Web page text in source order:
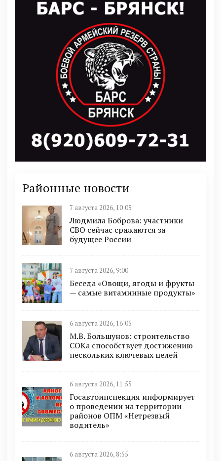
Районные новости
7 августа 2026, 10:05
Людмила Боброва: участники
СВО сейчас сражаются за
будущее России
7 августа 2026, 9:00
Беседа «Овощи, ягоды и фрукты
— самые витаминные продукты»
6 августа 2026, 16:05
М.В. Большунов: строительство
СОКа способствует достижению
нескольких ключевых целей
6 августа 2026, 11:55
Госавтоинспекция информирует
о проведении на территории
районов ОПМ «Нетрезвый
водитель»
6 августа 2026, 8:55